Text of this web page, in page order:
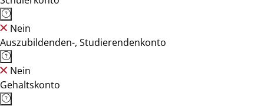
Nein
Auszubildenden-, Studierendenkonto
Nein
Gehaltskonto